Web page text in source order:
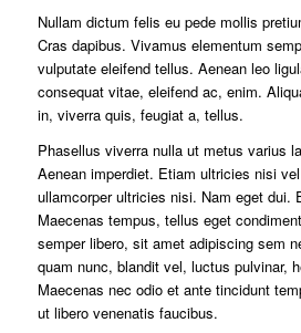
Nullam dictum felis eu pede mollis
Cras dapibus. Vivamus elementum
vulputate eleifend tellus. Aenean leo
consequat vitae, eleifend ac, enim.
in, viverra quis, feugiat a, tellus.
Phasellus viverra nulla ut metus varius
Aenean imperdiet. Etiam ultricies nisi
ullamcorper ultricies nisi. Nam eget dui.
Maecenas tempus, tellus eget
semper libero, sit amet adipiscing sem
quam nunc, blandit vel, luctus pulvinar,
Maecenas nec odio et ante tincidunt
ut libero venenatis faucibus.